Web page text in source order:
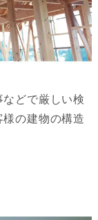
どで厳しい検
の建物の構造